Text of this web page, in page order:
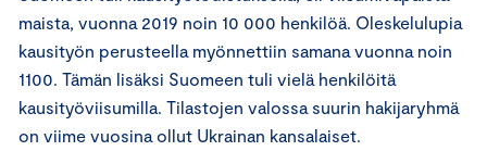
maista, vuonna 2019 noin 10 000 henkilöä. Oleskelulupia
kausityön perusteella myönnettiin samana vuonna noin
1100. Tämän lisäksi Suomeen tuli vielä henkilöitä
kausityöviisumilla. Tilastojen valossa suurin hakijaryhmä
on viime vuosina ollut Ukrainan kansalaiset.